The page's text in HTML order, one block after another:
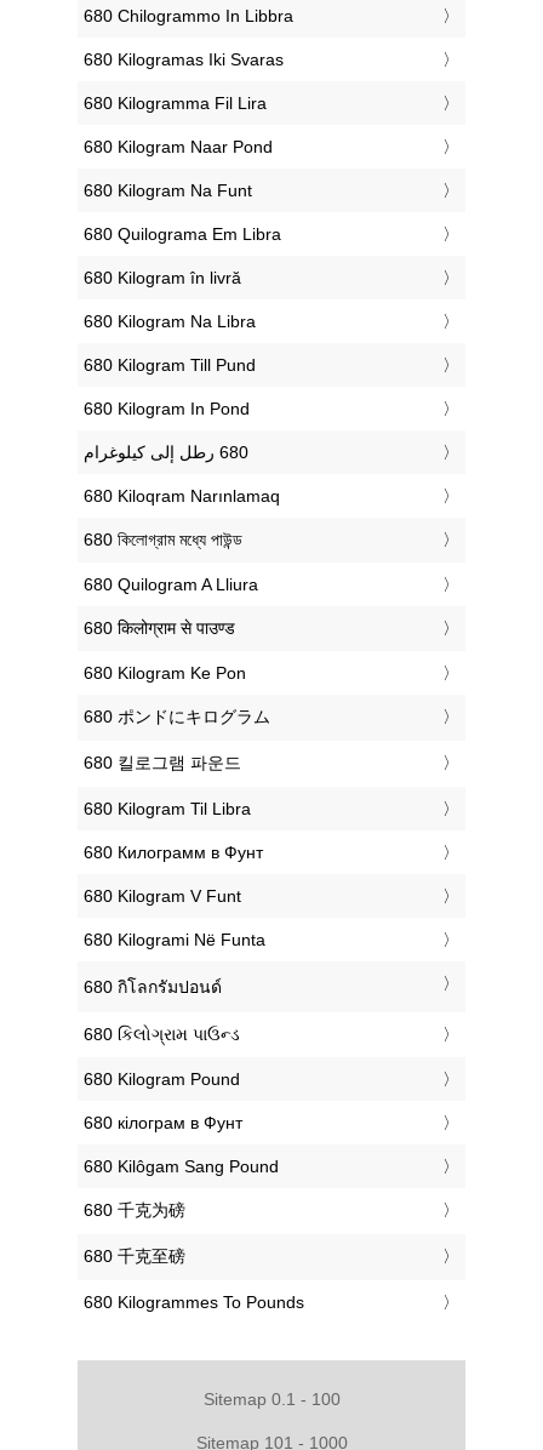
‎680 Chilogrammo In Libbra
‎680 Kilogramas Iki Svaras
‎680 Kilogramma Fil Lira
‎680 Kilogram Naar Pond
‎680 Kilogram Na Funt
‎680 Quilograma Em Libra
‎680 Kilogram în livră
‎680 Kilogram Na Libra
‎680 Kilogram Till Pund
‎680 Kilogram In Pond
‎680 Kiloqram Narınlamaq
‎680 কিলোগ্রাম মধ্যে পাউন্ড
‎680 Quilogram A Lliura
‎680 किलोग्राम से पाउण्ड
‎680 Kilogram Ke Pon
‎680 ポンドにキログラム
‎680 킬로그램 파운드
‎680 Kilogram Til Libra
‎680 Килограмм в Фунт
‎680 Kilogram V Funt
‎680 Kilogrami Në Funta
‎680 กิโลกรัมปอนด์
‎680 કિલોગ્રામ પાઉન્ડ
‎680 Kilogram Pound
‎680 кілограм в Фунт
‎680 Kilôgam Sang Pound
‎680 千克为磅
‎680 千克至磅
‎680 Kilogrammes To Pounds
Sitemap 0.1 - 100
Sitemap 101 - 1000